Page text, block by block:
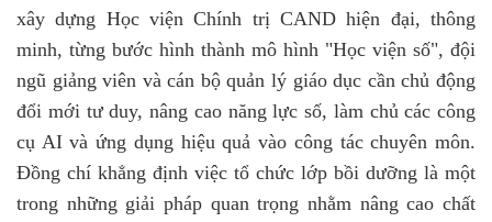
xây dựng Học viện Chính trị CAND hiện đại, thông
minh, từng bước hình thành mô hình "Học viện số", đội
ngũ giảng viên và cán bộ quản lý giáo dục cần chủ động
đổi mới tư duy, nâng cao năng lực số, làm chủ các công
cụ AI và ứng dụng hiệu quả vào công tác chuyên môn.
Đồng chí khẳng định việc tổ chức lớp bồi dưỡng là một
trong những giải pháp quan trọng nhằm nâng cao chất